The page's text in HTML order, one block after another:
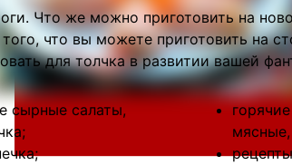
Что же можно приготовить на
что вы можете приготовить на
для толчка в развитии вашей
сырные салаты,